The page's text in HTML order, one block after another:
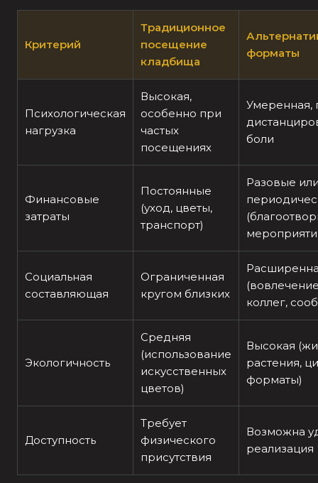
Критерий
Традиционное
посещение
кладбища
форматы
Психологическая
нагрузка
Высокая,
особенно при
частых
посещениях
Умеренная,
боли
Финансовые
затраты
Постоянные
(уход, цветы,
транспорт)
Разовые
Социальная
составляющая
Ограниченная
кругом близких
коллег,
Экологичность
Средняя
(использование
искусственных
цветов)
Высокая
растения,
форматы)
Доступность
Требует
физического
присутствия
Возможна
реализация